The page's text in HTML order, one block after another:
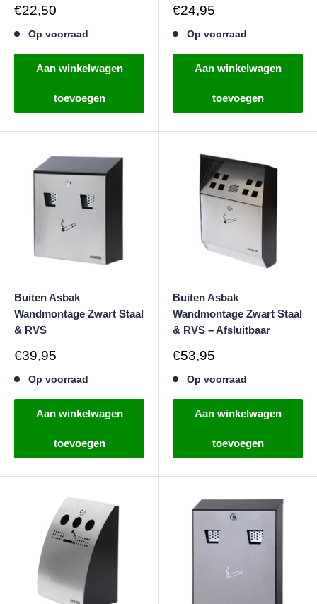
Verkoopprijs
€22,50
Op voorraad
Aan winkelwagen
toevoegen
Verkoopprijs
€24,95
Op voorraad
Aan winkelwagen
toevoegen
Buiten Asbak
Wandmontage Zwart Staal
& RVS
Verkoopprijs
€39,95
Op voorraad
Aan winkelwagen
toevoegen
Buiten Asbak
Wandmontage Zwart Staal
& RVS – Afsluitbaar
Verkoopprijs
€53,95
Op voorraad
Aan winkelwagen
toevoegen